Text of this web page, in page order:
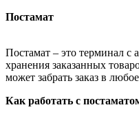
Постамат
Постамат – это терминал с
хранения заказанных
может забрать заказ в
Как работать с